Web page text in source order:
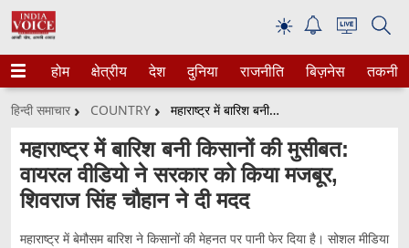
☀
होम क्षेत्रीय देश दुनिया राजनीति बिज़नेस तकनीक
हिन्दी समाचार COUNTRY महाराष्ट्र में बारिश बनी किसानों की मुसीबत: वायरल वीडियो ने सरकार को किया मजबूर, शिवराज सिंह चौहान ने दी मदद
महाराष्ट्र में बारिश बनी किसानों की मुसीबत:
वायरल वीडियो ने सरकार को किया मजबूर,
शिवराज सिंह चौहान ने दी मदद
महाराष्ट्र में बेमौसम बारिश ने किसानों की मेहनत पर पानी फेर दिया है। सोशल मीडिया